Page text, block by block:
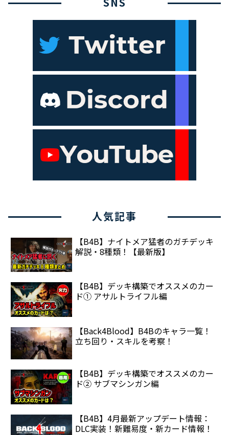
人気記事
【B4B】ナイトメア猛者のガチデッキ
解説・8種類！【最新版】
【B4B】デッキ構築でオススメのカー
ド① アサルトライフル編
【Back4Blood】B4Bのキャラ一覧！
立ち回り・スキルを考察！
【B4B】デッキ構築でオススメのカー
ド② サブマシンガン編
【B4B】4月最新アップデート情報：
DLC実装！新難易度・新カード情報！